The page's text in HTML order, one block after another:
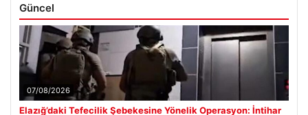
Güncel
07/08/2026
Elazığ’daki Tefecilik Şebekesine Yönelik Operasyon: İntihar